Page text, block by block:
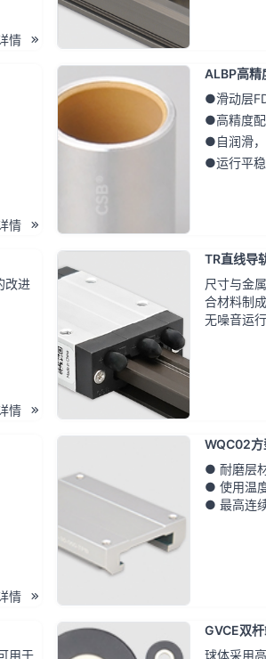
情
情
ALBP高精
●滑动层
●高精度
●自润滑
●运行平
改进
情
TR直线导
尺寸与金
合材料制
无噪音运
情
WQC02
● 耐磨层
● 使用温
● 最高连
用于
GVCE双
球体采用